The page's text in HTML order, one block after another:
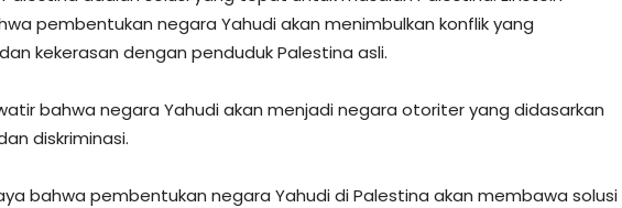
pembentukan negara Yahudi akan menimbulkan konflik yang
kekerasan dengan penduduk Palestina asli.
bahwa negara Yahudi akan menjadi negara otoriter yang didasarkan
diskriminasi.
bahwa pembentukan negara Yahudi di Palestina akan membawa solusi